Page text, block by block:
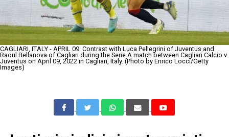
CAGLIARI, ITALY - APRIL 09: Contrast with Luca Pellegrini of Juventus and
Raoul Bellanova of Cagliari during the Serie A match between Cagliari Calcio v
Juventus on April 09, 2022 in Cagliari, Italy. (Photo by Enrico Locci/Getty
Images)